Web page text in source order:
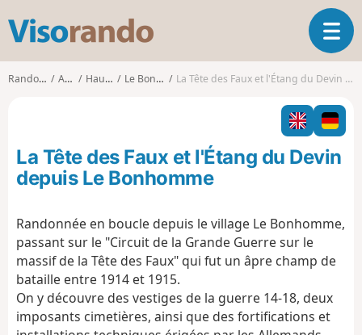
s
o
o
O
u
v
i
r
l
a
i
a
i
Randonnées Alsace Haut-Rhin Le Bonhomme La Tête des Faux et l'Étang du Devin depuis Le Bonhomme
La Tête des Faux et l'Étang du Devin
depuis Le Bonhomme
Randonnée en boucle depuis le village Le Bonhomme,
passant sur le "Circuit de la Grande Guerre sur le
massif de la Tête des Faux" qui fut un âpre champ de
bataille entre 1914 et 1915.
On y découvre des vestiges de la guerre 14-18, deux
imposants cimetières, ainsi que des fortifications et